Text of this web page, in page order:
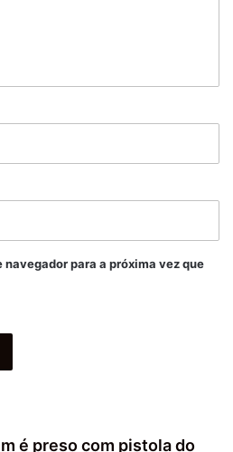
navegador para a próxima vez que
é preso com pistola do